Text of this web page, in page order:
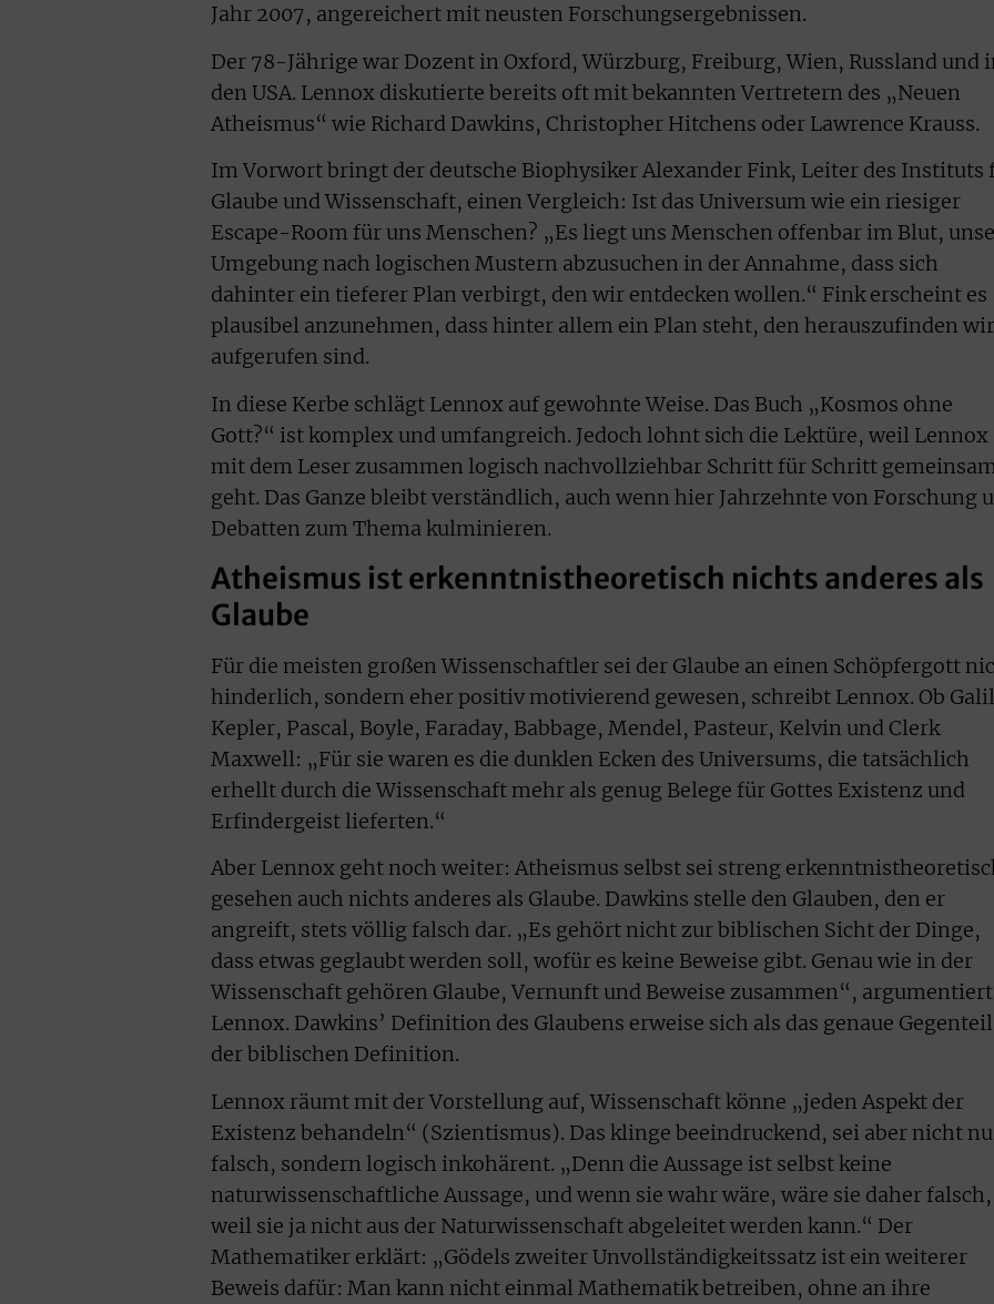
Jahr 2007, angereichert mit neusten Forschungsergebnissen.
Der 78-Jährige war Dozent in Oxford, Würzburg, Freiburg, Wien, Russland und
den USA. Lennox diskutierte bereits oft mit bekannten Vertretern des „Neuen
Atheismus“ wie Richard Dawkins, Christopher Hitchens oder Lawrence Krauss.
Im Vorwort bringt der deutsche Biophysiker Alexander Fink, Leiter des Instituts
Glaube und Wissenschaft, einen Vergleich: Ist das Universum wie ein riesiger
Escape-Room für uns Menschen? „Es liegt uns Menschen offenbar im Blut,
Umgebung nach logischen Mustern abzusuchen in der Annahme, dass sich
dahinter ein tieferer Plan verbirgt, den wir entdecken wollen.“ Fink erscheint es
plausibel anzunehmen, dass hinter allem ein Plan steht, den herauszufinden wir
aufgerufen sind.
In diese Kerbe schlägt Lennox auf gewohnte Weise. Das Buch „Kosmos ohne
Gott?“ ist komplex und umfangreich. Jedoch lohnt sich die Lektüre, weil Lennox
mit dem Leser zusammen logisch nachvollziehbar Schritt für Schritt
geht. Das Ganze bleibt verständlich, auch wenn hier Jahrzehnte von Forschung
Debatten zum Thema kulminieren.
Atheismus ist erkenntnistheoretisch nichts anderes als
Glaube
Für die meisten großen Wissenschaftler sei der Glaube an einen Schöpfergott
hinderlich, sondern eher positiv motivierend gewesen, schreibt Lennox. Ob
Kepler, Pascal, Boyle, Faraday, Babbage, Mendel, Pasteur, Kelvin und Clerk
Maxwell: „Für sie waren es die dunklen Ecken des Universums, die tatsächlich
erhellt durch die Wissenschaft mehr als genug Belege für Gottes Existenz und
Erfindergeist lieferten.“
Aber Lennox geht noch weiter: Atheismus selbst sei streng
gesehen auch nichts anderes als Glaube. Dawkins stelle den Glauben, den er
angreift, stets völlig falsch dar. „Es gehört nicht zur biblischen Sicht der Dinge,
dass etwas geglaubt werden soll, wofür es keine Beweise gibt. Genau wie in der
Wissenschaft gehören Glaube, Vernunft und Beweise zusammen“, argumentiert
Lennox. Dawkins’ Definition des Glaubens erweise sich als das genaue Gegenteil
der biblischen Definition.
Lennox räumt mit der Vorstellung auf, Wissenschaft könne „jeden Aspekt der
Existenz behandeln“ (Szientismus). Das klinge beeindruckend, sei aber nicht
falsch, sondern logisch inkohärent. „Denn die Aussage ist selbst keine
naturwissenschaftliche Aussage, und wenn sie wahr wäre, wäre sie daher falsch,
weil sie ja nicht aus der Naturwissenschaft abgeleitet werden kann.“ Der
Mathematiker erklärt: „Gödels zweiter Unvollständigkeitssatz ist ein weiterer
Beweis dafür: Man kann nicht einmal Mathematik betreiben, ohne an ihre